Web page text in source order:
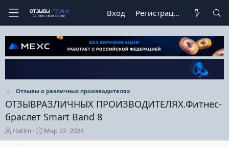
Вход Регистрация
Отзывы о различных производителях.
ОТЗЫВРАЗЛИЧНЫХ ПРОИЗВОДИТЕЛЯХ.Фитнес-
браслет Smart Band 8
А
в
Hatim
Д
а
Мар 22, 2024